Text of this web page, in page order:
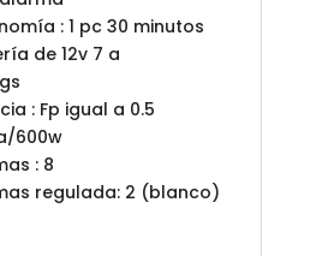
: 1 pc 30 minutos
de 12v 7 a
: Fp igual a 0.5
600w
: 8
regulada: 2 (blanco)